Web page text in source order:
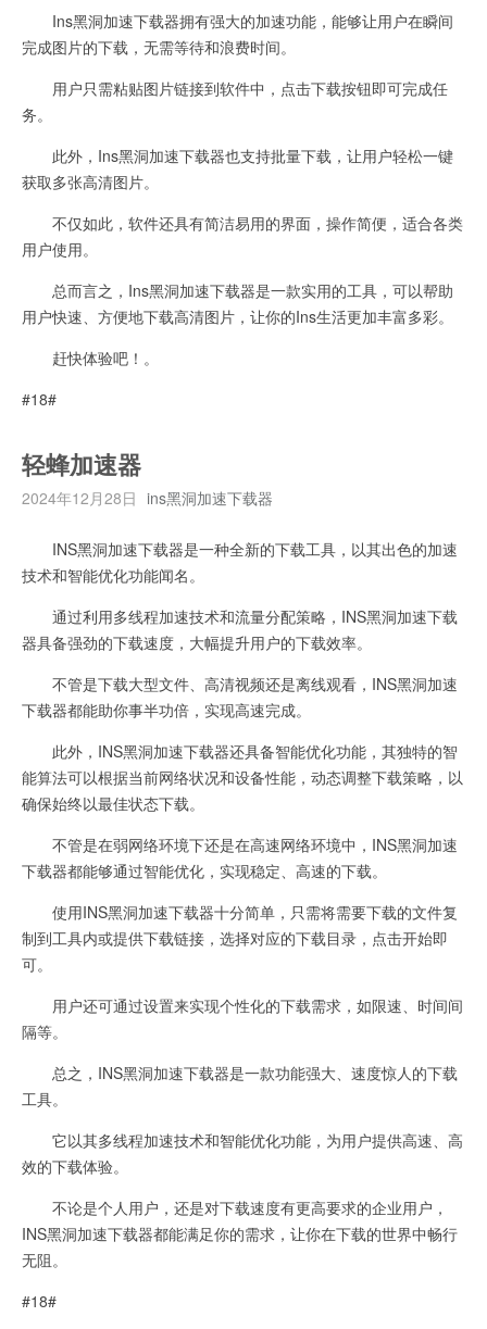
Ins黑洞加速下载器拥有强大的加速功能，能够让用户在瞬间
完成图片的下载，无需等待和浪费时间。
用户只需粘贴图片链接到软件中，点击下载按钮即可完成任
务。
此外，Ins黑洞加速下载器也支持批量下载，让用户轻松一键
获取多张高清图片。
不仅如此，软件还具有简洁易用的界面，操作简便，适合各类
用户使用。
总而言之，Ins黑洞加速下载器是一款实用的工具，可以帮助
用户快速、方便地下载高清图片，让你的Ins生活更加丰富多彩。
赶快体验吧！。
#18#
轻蜂加速器
2024年12月28日 ins黑洞加速下载器
INS黑洞加速下载器是一种全新的下载工具，以其出色的加速
技术和智能优化功能闻名。
通过利用多线程加速技术和流量分配策略，INS黑洞加速下载
器具备强劲的下载速度，大幅提升用户的下载效率。
不管是下载大型文件、高清视频还是离线观看，INS黑洞加速
下载器都能助你事半功倍，实现高速完成。
此外，INS黑洞加速下载器还具备智能优化功能，其独特的智
能算法可以根据当前网络状况和设备性能，动态调整下载策略，以
确保始终以最佳状态下载。
不管是在弱网络环境下还是在高速网络环境中，INS黑洞加速
下载器都能够通过智能优化，实现稳定、高速的下载。
使用INS黑洞加速下载器十分简单，只需将需要下载的文件复
制到工具内或提供下载链接，选择对应的下载目录，点击开始即
可。
用户还可通过设置来实现个性化的下载需求，如限速、时间间
隔等。
总之，INS黑洞加速下载器是一款功能强大、速度惊人的下载
工具。
它以其多线程加速技术和智能优化功能，为用户提供高速、高
效的下载体验。
不论是个人用户，还是对下载速度有更高要求的企业用户，
INS黑洞加速下载器都能满足你的需求，让你在下载的世界中畅行
无阻。
#18#